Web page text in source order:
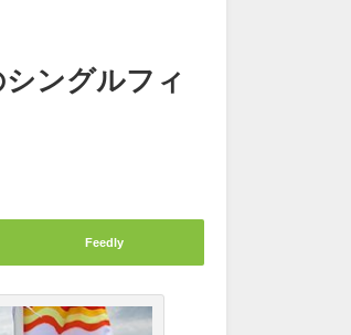
ングルフィ
Feedly